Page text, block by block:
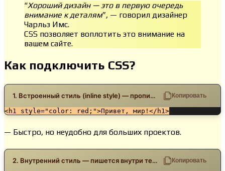
“Хороший дизайн — это в первую очередь
внимание к деталям”, — говорил дизайнер
Чарльз Имс.
CSS позволяет воплотить это внимание на
вашем сайте.
Как подключить CSS?
1. Встроенный стиль (inline style) — прописывается прямо в теге HTML: Копировать
<h1 style="color: red;">Привет, мир!</h1>
— Быстро, но неудобно для больших проектов.
2. Внутренний стиль — пишется внутри тега <style>: Копировать